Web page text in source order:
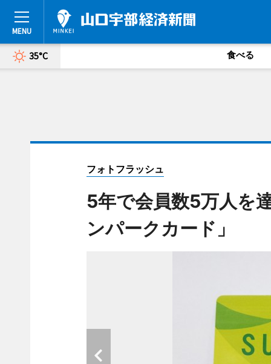
35°C 食べる
フォトフラッシュ
5年で会員数5万人を
ンパークカード」